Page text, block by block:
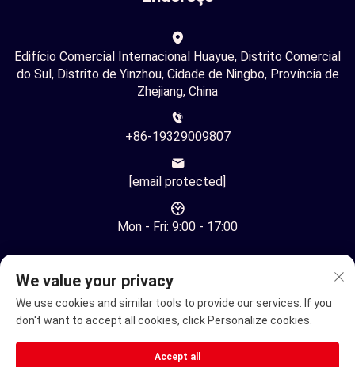
Edifício Comercial Internacional Huayue, Distrito Comercial
do Sul, Distrito de Yinzhou, Cidade de Ningbo, Província de
Zhejiang, China
+86-19329009807
[email protected]
Mon - Fri: 9:00 - 17:00
Co., Ltd. Todos os Direitos Reservados -
We value your privacy
We use cookies and similar tools to provide our services. If you
don't want to accept all cookies, click Personalize cookies.
Accept all